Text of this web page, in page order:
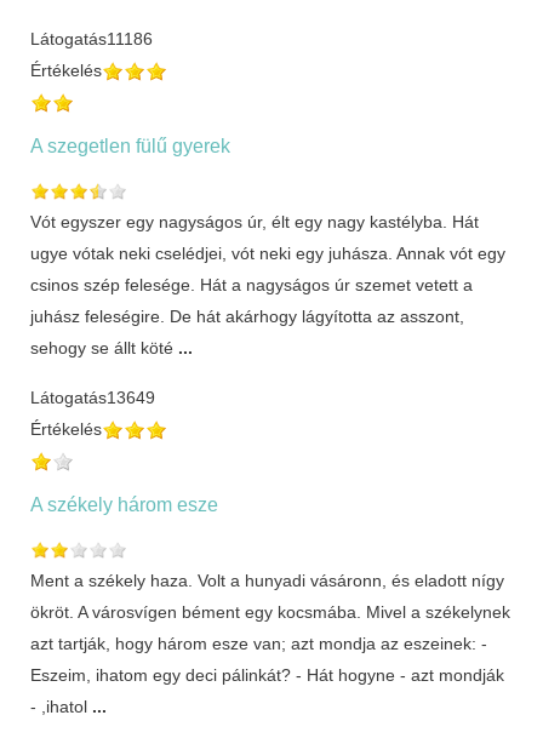
Látogatás11186
Értékelés
A szegetlen fülű gyerek
Vót egyszer egy nagyságos úr, élt egy nagy kastélyba. Hát
ugye vótak neki cselédjei, vót neki egy juhásza. Annak vót egy
csinos szép felesége. Hát a nagyságos úr szemet vetett a
juhász feleségire. De hát akárhogy lágyította az asszont,
sehogy se állt köté ...
Látogatás13649
Értékelés
A székely három esze
Ment a székely haza. Volt a hunyadi vásáronn, és eladott nígy
ökröt. A városvígen bément egy kocsmába. Mivel a székelynek
azt tartják, hogy három esze van; azt mondja az eszeinek: -
Eszeim, ihatom egy deci pálinkát? - Hát hogyne - azt mondják
- ,ihatol ...